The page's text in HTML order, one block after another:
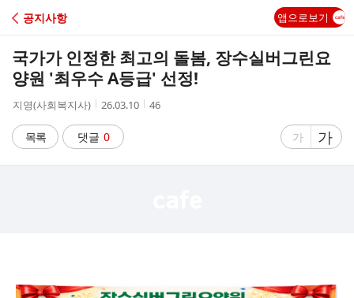
C
A
공지사항 앱으로보기
국가가 인정한 최고의 돌봄, 장수실버그린요
양원 '최우수 A등급' 선정!
작
자
지영(사회복지사)
작
시
간
26.03.10
조
46
목록 댓글 0
글
가
글
자
가